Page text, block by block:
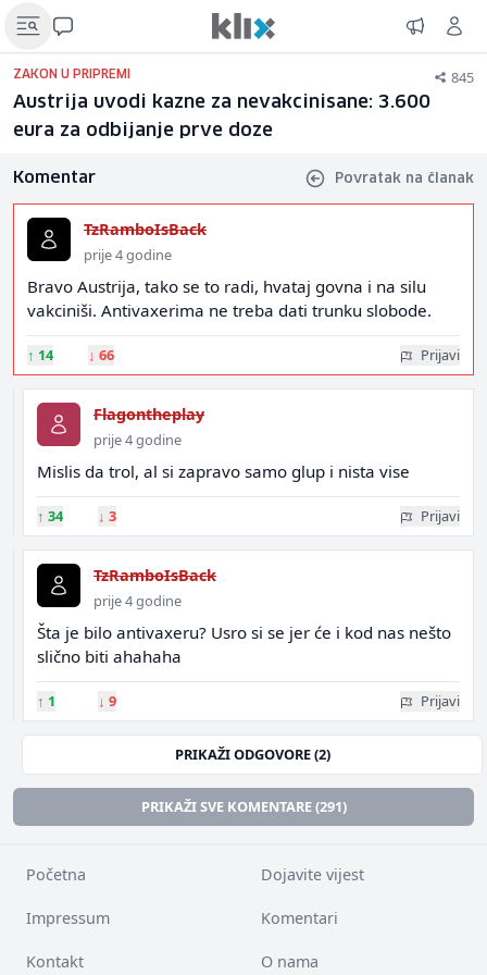
ZAKON U PRIPREMI 845
Austrija uvodi kazne za nevakcinisane: 3.600
eura za odbijanje prve doze
Komentar Povratak na članak
TzRamboIsBack
prije 4 godine
Bravo Austrija, tako se to radi, hvataj govna i na silu
vakciniši. Antivaxerima ne treba dati trunku slobode.
↑ 14 ↓ 66 Prijavi
Flagontheplay
prije 4 godine
Mislis da trol, al si zapravo samo glup i nista vise
↑ 34 ↓ 3 Prijavi
TzRamboIsBack
prije 4 godine
Šta je bilo antivaxeru? Usro si se jer će i kod nas nešto
slično biti ahahaha
↑ 1 ↓ 9 Prijavi
PRIKAŽI ODGOVORE (2)
PRIKAŽI SVE KOMENTARE (291)
Početna Dojavite vijest
Impressum Komentari
Kontakt O nama